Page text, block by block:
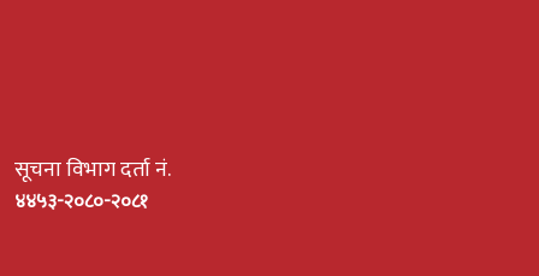
सूचना विभाग दर्ता नं.
४४५३-२०८०-२०८१